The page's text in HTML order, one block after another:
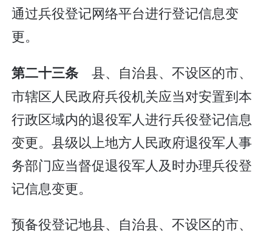
通过兵役登记网络平台进行登记信息变
更。
第二十三条 县、自治县、不设区的市、
市辖区人民政府兵役机关应当对安置到本
行政区域内的退役军人进行兵役登记信息
变更。县级以上地方人民政府退役军人事
务部门应当督促退役军人及时办理兵役登
记信息变更。
预备役登记地县、自治县、不设区的市、